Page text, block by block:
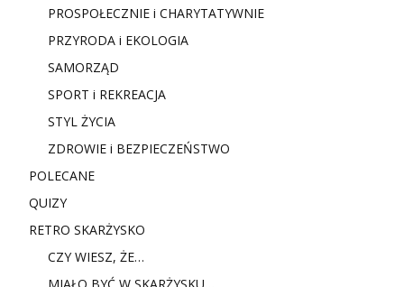
PROSPOŁECZNIE i CHARYTATYWNIE
PRZYRODA i EKOLOGIA
SAMORZĄD
SPORT i REKREACJA
STYL ŻYCIA
ZDROWIE i BEZPIECZEŃSTWO
POLECANE
QUIZY
RETRO SKARŻYSKO
CZY WIESZ, ŻE…
MIAŁO BYĆ W SKARŻYSKU…